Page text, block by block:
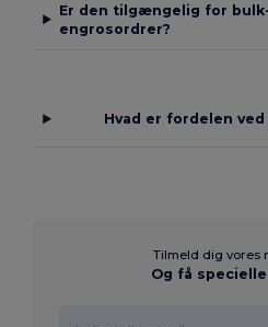
Er den tilgængelig for
engrosordrer?
Hvad er fordelen
Tilmeld dig vores
Og få